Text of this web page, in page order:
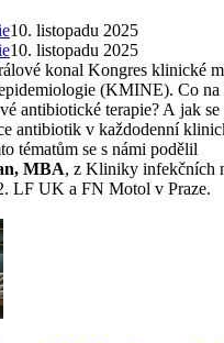
10. listopadu 2025
10. listopadu 2025
konal Kongres klinické
(KMINE). Co na
antibiotické terapie? A jak
antibiotik v každodenní
tématům se s námi podělil
MBA, z Kliniky infekčních
LF UK a FN Motol v Praze.